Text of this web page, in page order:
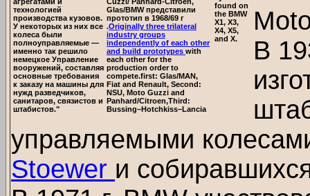
технологией
производства кузовов.
У некоторых из них все
колеса были
полноуправляемые —
именно так решило
немецкое Управление
вооружений, составляя
основные требования
к заказу на машины для
нужд разведчиков,
санитаров, связистов и
штабистов."
Glas/BMW представили
прототип в 1968/69 г
.Originally three trilateral
industry groups
independently of each other
and build prototypes with
each other for the
production order to
compete.first: Glas/MAN,
Fiat and Renault, Second:
NSU, Moto Guzzi and
Panhard/Citroen,Third:
Bussing–Hotchkiss–Lancia
found on
the BMW
X1, X3,
X4, X5,
and X.
В
управляемыми
Stoewer и